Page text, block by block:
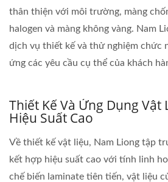
thân thiện với môi trường, màng
halogen và màng không vàng. Nam
dịch vụ thiết kế và thử nghiệm chức
ứng các yêu cầu cụ thể của khách
Thiết Kế Và Ứng Dụng Vật
Hiệu Suất Cao
Về thiết kế vật liệu, Nam Liong tập
kết hợp hiệu suất cao với tính linh
chế biến laminate tiên tiến, vật liệu